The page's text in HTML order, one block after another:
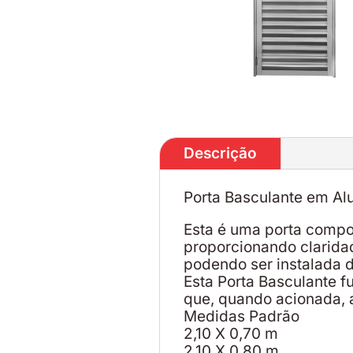
Descrição
Porta Basculante em
Esta é uma porta
proporcionando
podendo ser instalada
Esta Porta Basculante
que, quando acionada,
Medidas Padrão
2,10 X 0,70 m